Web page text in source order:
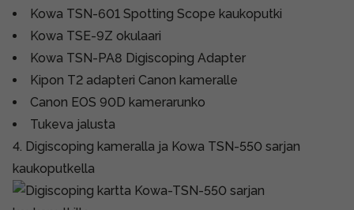
Kowa TSN-601 Spotting Scope kaukoputki
Kowa TSE-9Z okulaari
Kowa TSN-PA8 Digiscoping Adapter
Kipon T2 adapteri Canon kameralle
Canon EOS 90D kamerarunko
Tukeva jalusta
4. Digiscoping kameralla ja Kowa TSN-550 sarjan
kaukoputkella